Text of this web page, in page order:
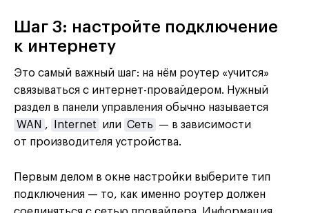
Шаг 3: настройте подключение
к интернету
Это самый важный шаг: на нём роутер «учится»
связываться с интернет-провайдером. Нужный
раздел в панели управления обычно называется
WAN , Internet или Сеть
— в зависимости
от производителя устройства.
Первым делом в окне настройки выберите тип
подключения — то, как именно роутер должен